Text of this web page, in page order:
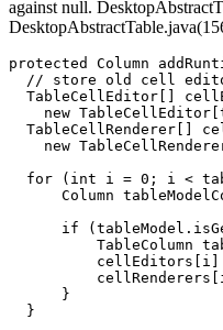
against null.
protected Column
// store old cell
TableCellEditor[]
new
TableCellRenderer[]
new
for (int i = 0; i <
Column
if
TableColumn
      }
  }